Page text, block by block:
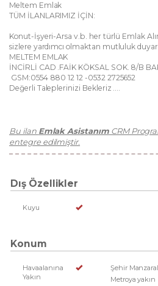
Meltem Emlak
TÜM İLANLARIMIZ İÇİN:
Konut-İşyeri-Arsa v.b. her türlü Emlak
sizlere yardımcı olmaktan mutluluk
MELTEM EMLAK
İNCİRLİ CAD .FAİK KÖKSAL SOK. 8/B
GSM:0554 880 12 12 -0532 2725652
Değerli Taleplerinizi Bekleriz ....
Bu ilan Emlak AsistanımCRM
entegre edilmiştir.
Dış Özellikler
Kuyu
Konum
Havaalanına
Yakın
Şehir
Metroya yakın